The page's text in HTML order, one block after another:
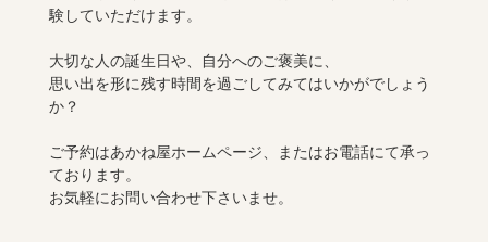
験していただけます。
大切な人の誕生日や、自分へのご褒美に、
思い出を形に残す時間を過ごしてみてはいかがでしょう
か？
ご予約はあかね屋ホームページ、またはお電話にて承っ
ております。
お気軽にお問い合わせ下さいませ。